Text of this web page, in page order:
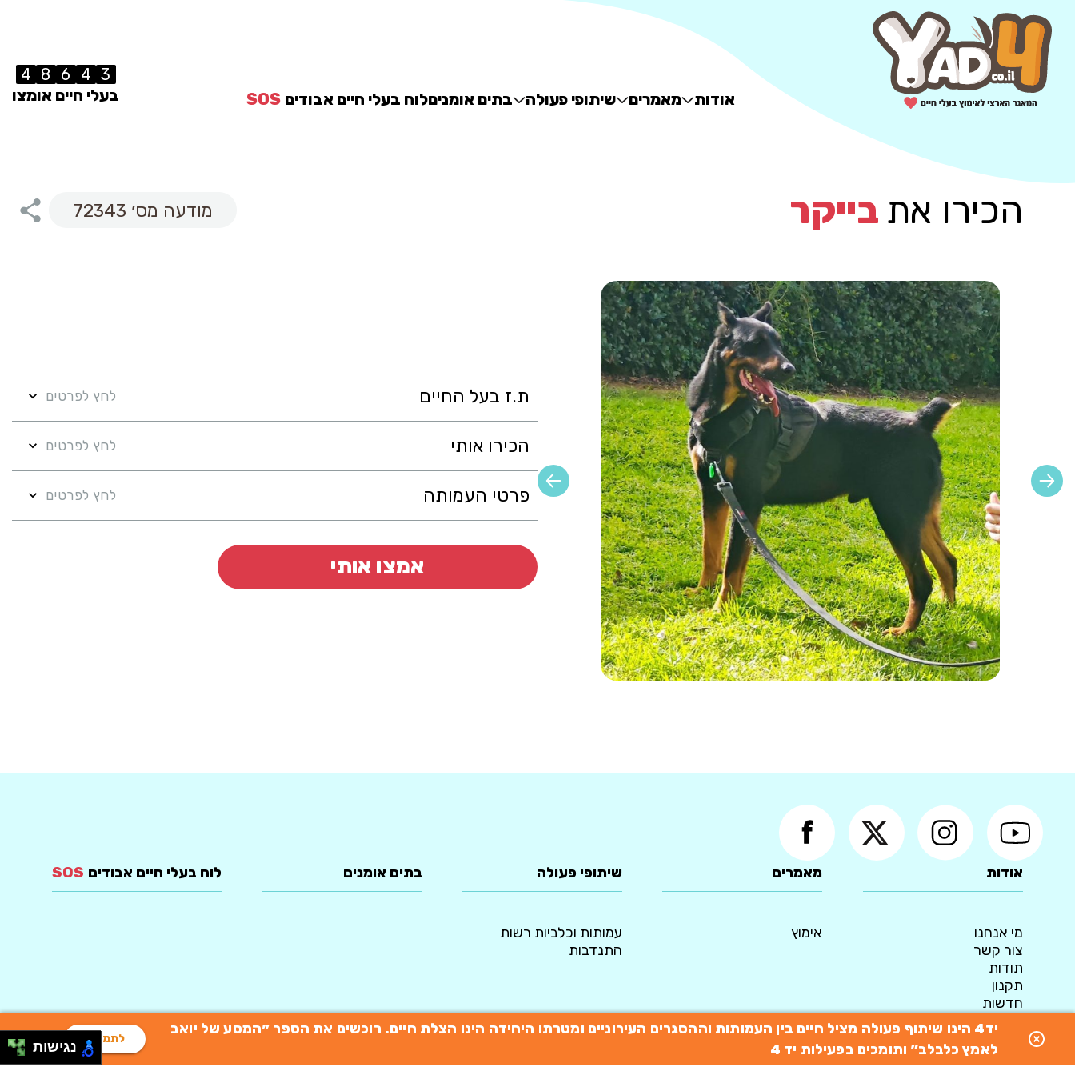
אודות מאמרים שיתופי פעולה בתים אומניםלוח בעלי חיים אבודים SOS
3
4
6
8
4
בעלי חיים אומצו
הכירו את בייקר מודעה מס׳ 72343
ת.ז בעל החיים לחץ לפרטים
הכירו אותי לחץ לפרטים
פרטי העמותה לחץ לפרטים
אמצו אותי
יד4 הינו שיתוף פעולה מציל חיים בין העמותות וההסגרים העירוניים ומטרתו היחידה הינו הצלת חיים. רוכשים את הספר ״המסע של יואב
לאמץ כלבלב״ ותומכים בפעילות יד 4
לתמיכה
אודות
מי אנחנו
צור קשר
תודות
תקנון
חדשות
מדיניות פרטיות
מאמרים
אימוץ
שיתופי פעולה
עמותות וכלביות רשות
התנדבות
בתים אומנים לוח בעלי חיים אבודים SOS
© 2015 כל הזכויות שמורות ליד4 - המאגר הארצי לאימוץ כלבים נגישות